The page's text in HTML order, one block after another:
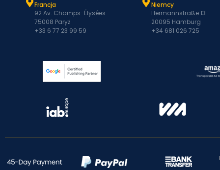
Francja
92 Av. Champs-Élysées
75008 Paryż
+33 6 77 23 99 59
Niemcy
Hermannstraße 13
20095 Hamburg
+34 681 026 725